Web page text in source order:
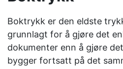
Boktrykk er den eldste
grunnlagt for å gjøre det
dokumenter enn å gjøre
bygger fortsatt på det